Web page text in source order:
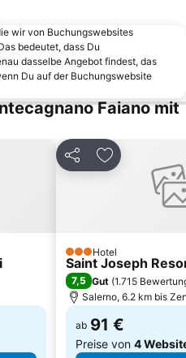
Seiano
Smaragdgrüne Grotte
La Laura
Baia delle Sirene
San Lorenzo
Marina Grande
Villa Comunale
wir von Buchungswebsites
bedeutet, dass Du
dasselbe Angebot findest, das
Du auf der Buchungswebsite
Faiano mit
Teilen Zu Favoriten
3 Sterne
Hotel
Saint Joseph
7,5 Gut (1.715
Salerno, 6.2 km bis
ab 91 €
Preise von 4